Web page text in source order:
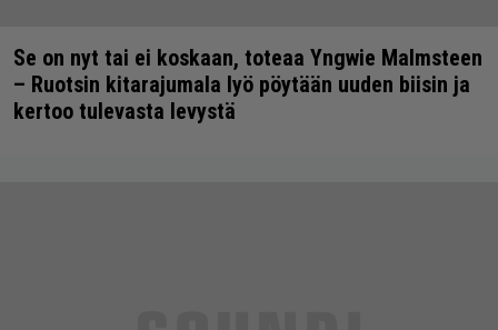
Se on nyt tai ei koskaan, toteaa Yngwie Malmsteen
– Ruotsin kitarajumala lyö pöytään uuden biisin ja
kertoo tulevasta levystä